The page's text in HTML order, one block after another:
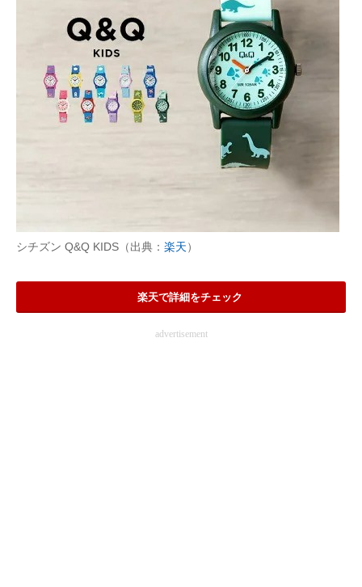
シチズン Q&Q KIDS（出典： 楽天）
楽天で詳細をチェック
advertisement